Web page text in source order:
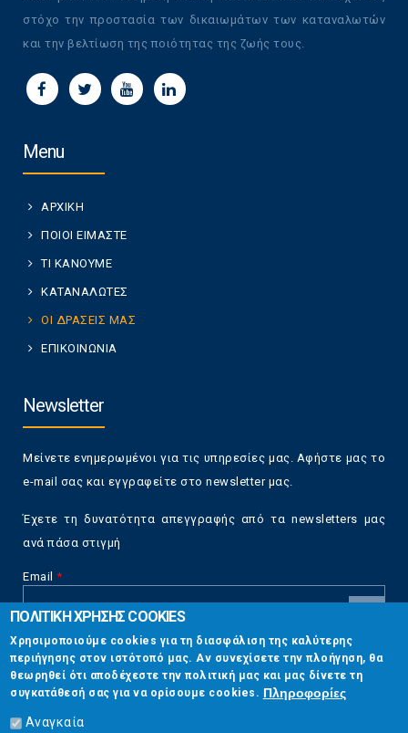
στόχο την προστασία των δικαιωμάτων των καταναλωτών
και την βελτίωση της ποιότητας της ζωής τους.
Menu
ΑΡΧΙΚΗ
ΠΟΙΟΙ ΕΙΜΑΣΤΕ
ΤΙ ΚΑΝΟΥΜΕ
ΚΑΤΑΝΑΛΩΤΕΣ
ΟΙ ΔΡΑΣΕΙΣ ΜΑΣ
ΕΠΙΚΟΙΝΩΝΙΑ
Newsletter
Μείνετε ενημερωμένοι για τις υπηρεσίες μας. Αφήστε μας το
e-mail σας και εγγραφείτε στο newsletter μας.
Έχετε τη δυνατότητα απεγγραφής από τα newsletters μας
ανά πάσα στιγμή
Email *
CAPTCHA
This
question is
for testing
whether or
not you are a
Επικοινωνία
Στουρνάρη 17, Αθήνα 10683
ΠΟΛΙΤΙΚΗ ΧΡΗΣΗΣ COOKIES
Χρησιμοποιούμε cookies για τη διασφάλιση της καλύτερης
περιήγησης στον ιστότοπό μας. Αν συνεχίσετε την πλοήγηση, θα
θεωρηθεί ότι αποδέχεστε την πολιτική μας και μας δίνετε τη
συγκατάθεσή σας για να ορίσουμε cookies. Πληροφορίες
Αναγκαία